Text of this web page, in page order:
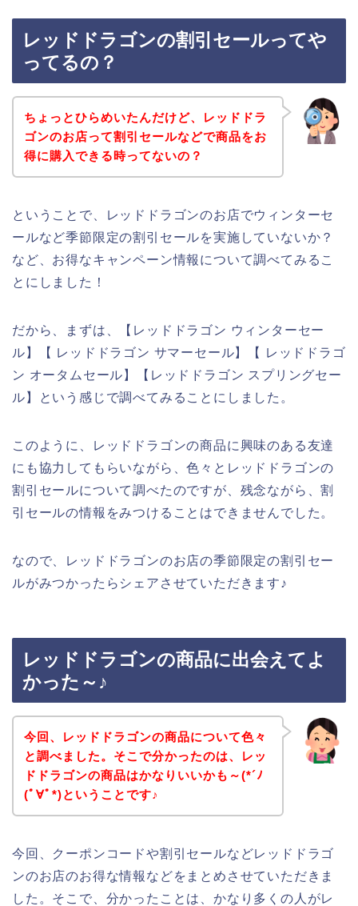
レッドドラゴンの割引セールってや
ってるの？
ちょっとひらめいたんだけど、レッドドラ
ゴンのお店って割引セールなどで商品をお
得に購入できる時ってないの？
ということで、レッドドラゴンのお店でウィンターセ
ールなど季節限定の割引セールを実施していないか？
など、お得なキャンペーン情報について調べてみるこ
とにしました！
だから、まずは、【レッドドラゴン ウィンターセー
ル】【 レッドドラゴン サマーセール】【 レッドドラゴ
ン オータムセール】【レッドドラゴン スプリングセー
ル】という感じで調べてみることにしました。
このように、レッドドラゴンの商品に興味のある友達
にも協力してもらいながら、色々とレッドドラゴンの
割引セールについて調べたのですが、残念ながら、割
引セールの情報をみつけることはできませんでした。
なので、レッドドラゴンのお店の季節限定の割引セー
ルがみつかったらシェアさせていただきます♪
レッドドラゴンの商品に出会えてよ
かった～♪
今回、レッドドラゴンの商品について色々
と調べました。そこで分かったのは、レッ
ドドラゴンの商品はかなりいいかも～(*´ﾉ
(ﾟ∀ﾟ*)ということです♪
今回、クーポンコードや割引セールなどレッドドラゴ
ンのお店のお得な情報などをまとめさせていただきま
した。そこで、分かったことは、かなり多くの人がレ